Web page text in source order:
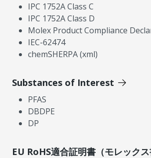
IPC 1752A Class C
IPC 1752A Class D
Molex Product Compliance
IEC-62474
chemSHERPA (xml)
Substances of Interest
PFAS
DBDPE
DP
EU RoHS適合証明書（モレックス